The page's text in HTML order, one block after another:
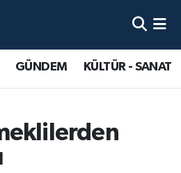
GÜNDEM KÜLTÜR - SANAT